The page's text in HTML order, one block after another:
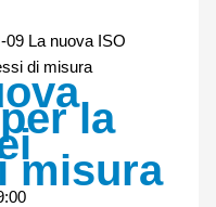
09 La nuova ISO
di misura
la
misura